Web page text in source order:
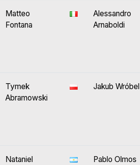
Matteo
Fontana
Alessandro
Arnaboldi
Tymek
Abramowski
Jakub Wróbel
Nataniel
Pablo Olmos